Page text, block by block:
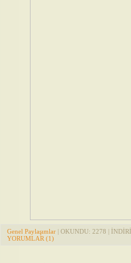
Genel Paylaşımlar | OKUNDU: 2278 |
YORUMLAR (1)